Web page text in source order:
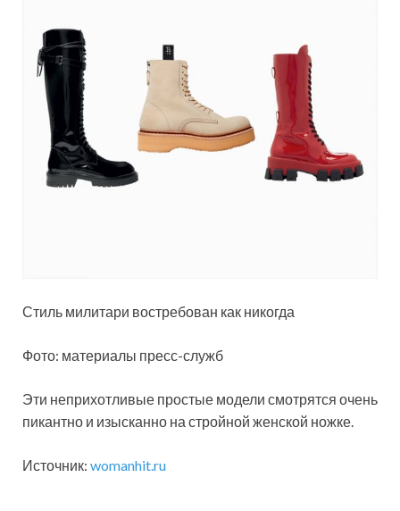
Стиль милитари востребован как никогда
Фото: материалы пресс-служб
Эти неприхотливые простые модели смотрятся очень
пикантно и изысканно на стройной женской ножке.
Источник: womanhit.ru